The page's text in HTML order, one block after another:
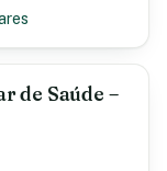
de Saúde –